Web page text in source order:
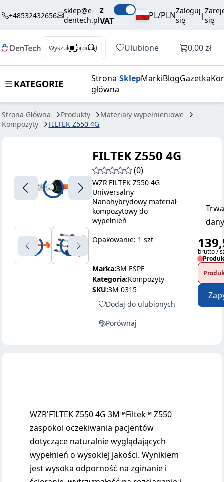
+48532432656
sklep@e-
dentech.pl
z
VAT
PL/PLNZaloguj
się
|się
Wyszukaj produkt Ulubione Otwórz
0,00 zł
KATEGORIE
Strona
główna
SklepMarkiBlogGazetka
Strona Główna Produkty
Materiały wypełnieniowe
Kompozyty
FILTEK Z550 4G
4G
brutto / szt.
FILTEK Z550 4G
(0)
WZR'FILTEK Z550 4G
Uniwersalny
Nanohybrydowy materiał
kompozytowy do
wypełnień
Opakowanie: 1 szt
Marka:3M ESPE
Kategoria:Kompozyty
SKU:3M 0315
Dodaj do ulubionych
Porównaj
brutto /
WZR'FILTEK Z550 4G 3M™Filtek™ Z550
zaspokoi oczekiwania pacjentów
dotyczące naturalnie wyglądających
wypełnień o wysokiej jakości. Wynikiem
jest wysoka odporność na zginanie i